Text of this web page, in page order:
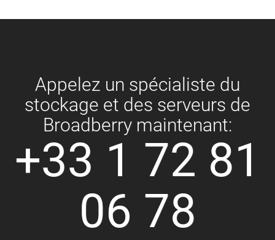
Appelez un spécialiste du
stockage et des serveurs de
Broadberry maintenant:
+33 1 72 81
06 78